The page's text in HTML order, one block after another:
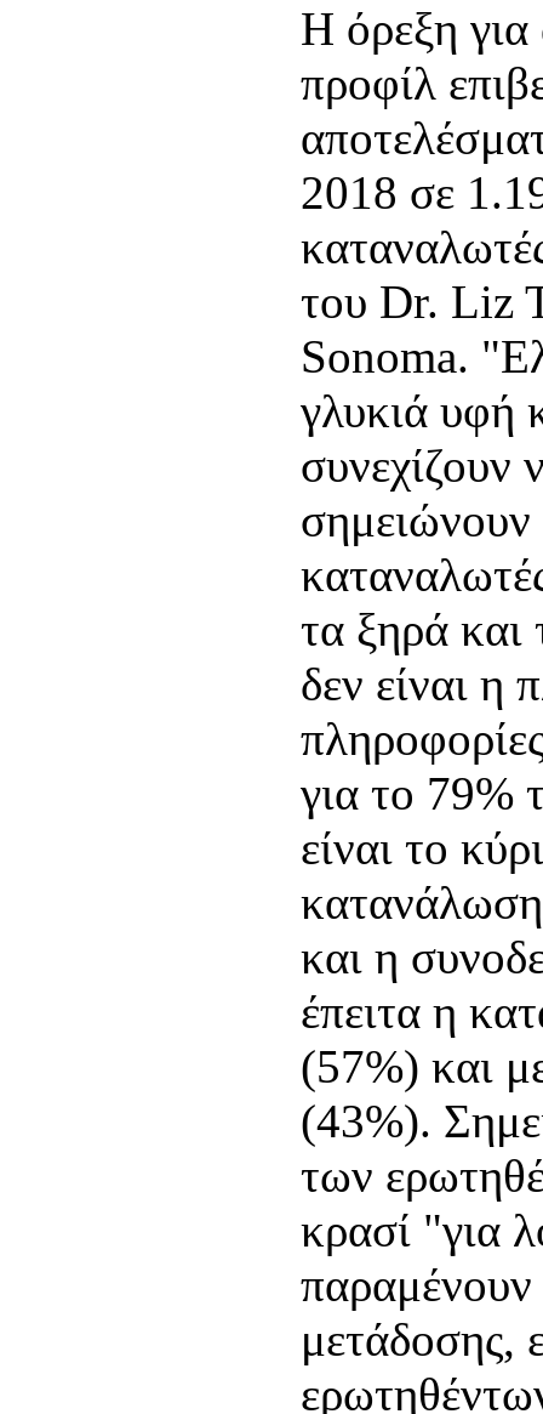
Η όρεξη για
προφίλ
2018 σε
του Dr. Liz
Sonoma.
γλυκιά υφή
συνεχίζουν
σημειώνουν
τα ξηρά και
δεν είναι η
για το 79%
είναι το
και η
έπειτα η
(57%) και
(43%).
των
κρασί "για
παραμένουν
μετάδοσης,